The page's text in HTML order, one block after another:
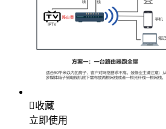
收藏
立即使用